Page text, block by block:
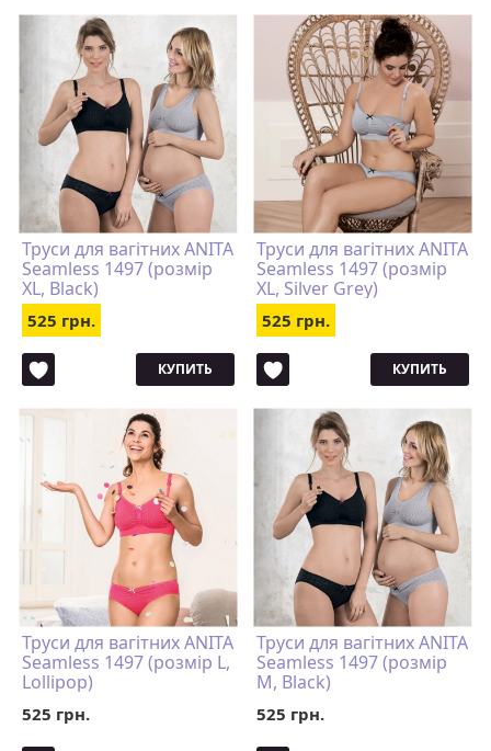
Труси для вагітних ANITA
Seamless 1497 (розмір
XL, Black)
525 грн.
КУПИТЬ
Труси для вагітних ANITA
Seamless 1497 (розмір
XL, Silver Grey)
525 грн.
КУПИТЬ
Труси для вагітних ANITA
Seamless 1497 (розмір L,
Lollipop)
525 грн.
Труси для вагітних ANITA
Seamless 1497 (розмір
M, Black)
525 грн.